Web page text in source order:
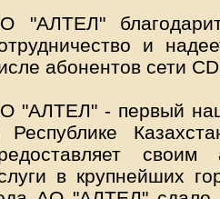
"АЛТЕЛ"
и
абонентов сети
"АЛТЕЛ" - первый
Республике
своим
в крупнейших